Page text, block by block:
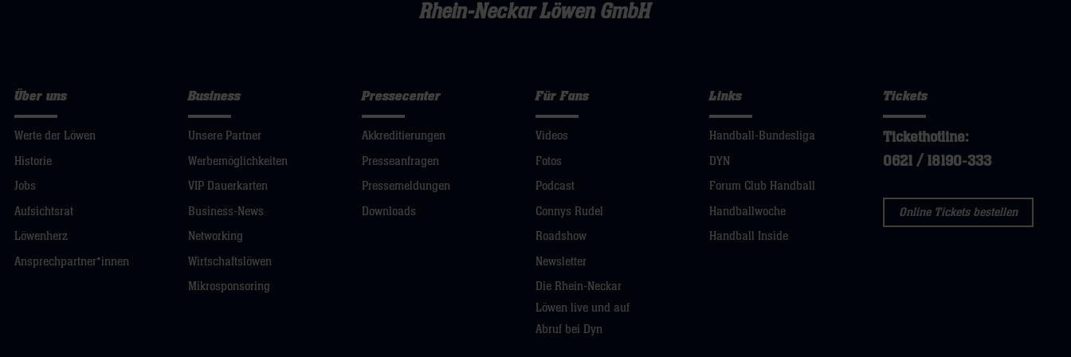
Rhein-Neckar Löwen GmbH
Über uns
Werte der Löwen
Historie
Jobs
Aufsichtsrat
Löwenherz
Ansprechpartner*innen
Business
Unsere Partner
Werbemöglichkeiten
VIP Dauerkarten
Business-News
Networking
Wirtschaftslöwen
Mikrosponsoring
Pressecenter
Akkreditierungen
Presseanfragen
Pressemeldungen
Downloads
Für Fans
Videos
Fotos
Podcast
Connys Rudel
Roadshow
Newsletter
Die Rhein-Neckar
Löwen live und auf
Abruf bei Dyn
Links
Handball-Bundesliga
DYN
Forum Club Handball
Handballwoche
Handball Inside
Tickets
Tickethotline:
0621 / 18190-333
Online Tickets bestellen